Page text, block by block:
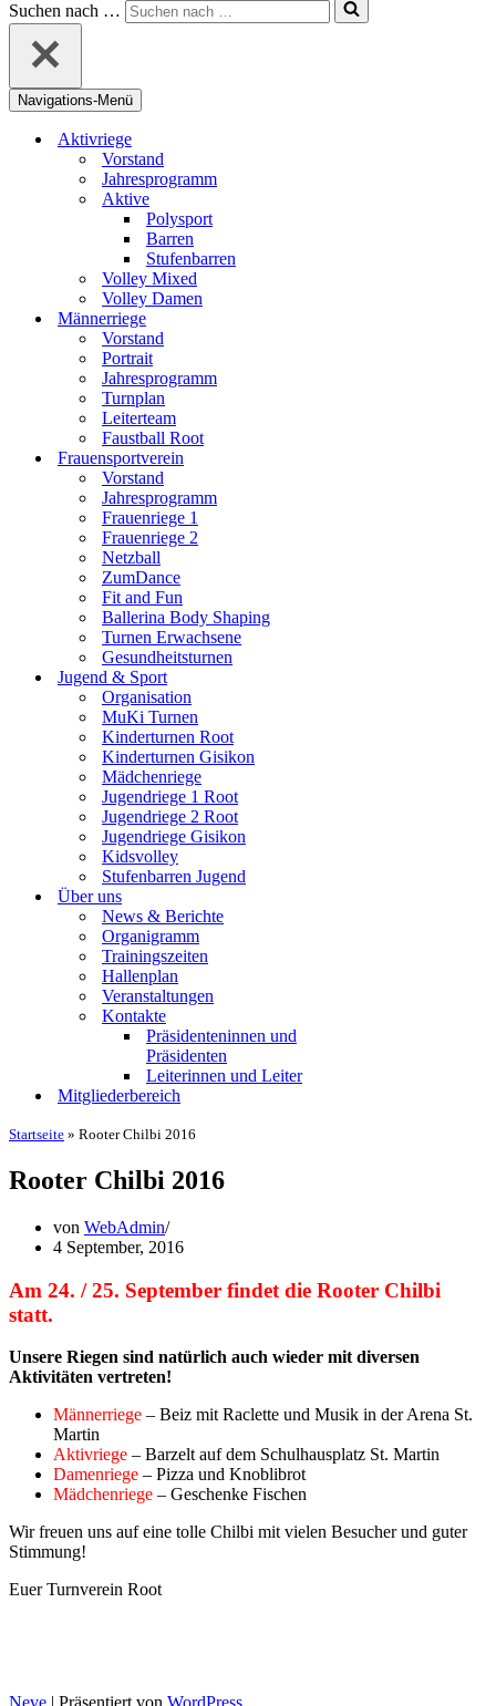
Suchen nach …
Navigations-Menü
Aktivriege
Vorstand
Jahresprogramm
Aktive
Polysport
Barren
Stufenbarren
Volley Mixed
Volley Damen
Männerriege
Vorstand
Portrait
Jahresprogramm
Turnplan
Leiterteam
Faustball Root
Frauensportverein
Vorstand
Jahresprogramm
Frauenriege 1
Frauenriege 2
Netzball
ZumDance
Fit and Fun
Ballerina Body Shaping
Turnen Erwachsene
Gesundheitsturnen
Jugend & Sport
Organisation
MuKi Turnen
Kinderturnen Root
Kinderturnen Gisikon
Mädchenriege
Jugendriege 1 Root
Jugendriege 2 Root
Jugendriege Gisikon
Kidsvolley
Stufenbarren Jugend
Über uns
News & Berichte
Organigramm
Trainingszeiten
Hallenplan
Veranstaltungen
Kontakte
Präsidenteninnen und
Präsidenten
Leiterinnen und Leiter
Mitgliederbereich
Startseite » Rooter Chilbi 2016
Rooter Chilbi 2016
von WebAdmin
4 September, 2016
Am 24. / 25. September findet die Rooter Chilbi
statt.
Unsere Riegen sind natürlich auch wieder mit diversen
Aktivitäten vertreten!
Männerriege – Beiz mit Raclette und Musik in der Arena St.
Martin
Aktivriege – Barzelt auf dem Schulhausplatz St. Martin
Damenriege – Pizza und Knoblibrot
Mädchenriege – Geschenke Fischen
Wir freuen uns auf eine tolle Chilbi mit vielen Besucher und guter
Stimmung!
Euer Turnverein Root